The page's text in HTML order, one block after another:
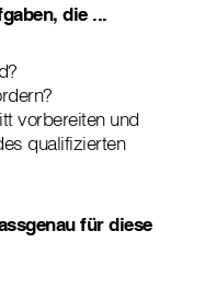
die ...
vorbereiten und
qualifizierten
für diese